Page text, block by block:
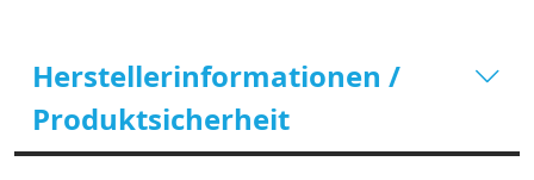
Herstellerinformationen /
Produktsicherheit